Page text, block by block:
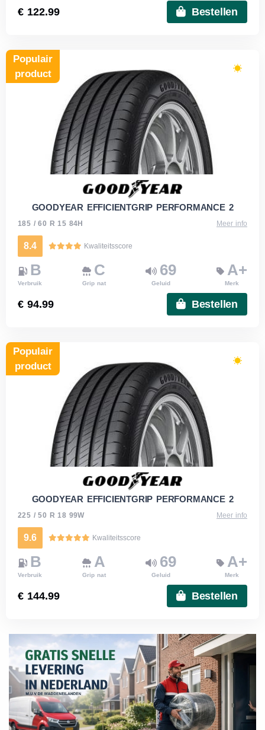
€ 122.99 Bestellen
Populair
product
GOODYEAR EFFICIENTGRIP PERFORMANCE 2
185 / 60 R 15 84H Meer info
8.4 Kwaliteitsscore
B
Verbruik
C
Grip nat
69
Geluid
A+
Merk
€ 94.99 Bestellen
Populair
product
GOODYEAR EFFICIENTGRIP PERFORMANCE 2
225 / 50 R 18 99W Meer info
9.6 Kwaliteitsscore
B
Verbruik
A
Grip nat
69
Geluid
A+
Merk
€ 144.99 Bestellen